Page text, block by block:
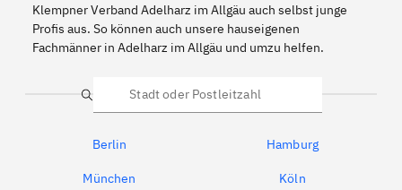
Klempner Verband Adelharz im Allgäu auch selbst junge
Profis aus. So können auch unsere hauseigenen
Fachmänner in Adelharz im Allgäu und umzu helfen.
Suche
Berlin Hamburg
München Köln